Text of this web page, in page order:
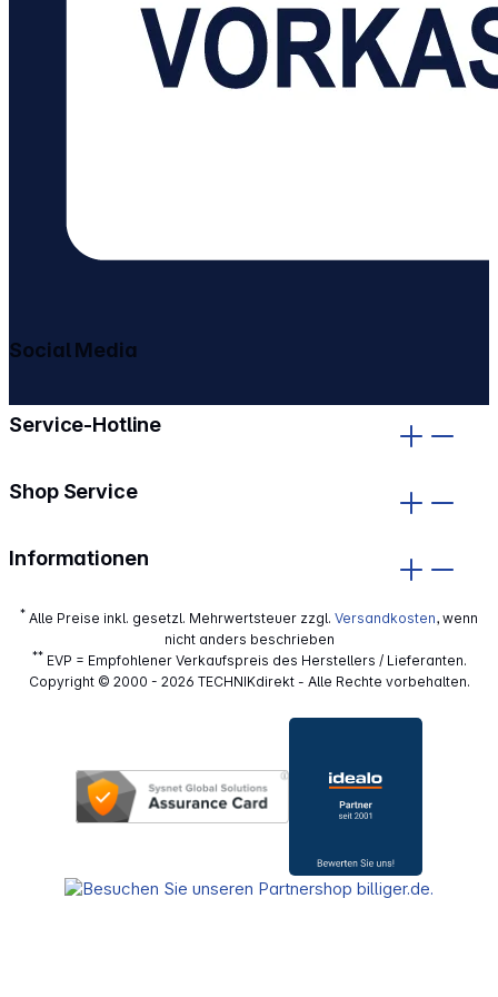
Service-Hotline
Shop Service
Informationen
Social Media
* Alle Preise inkl. gesetzl. Mehrwertsteuer zzgl. Versandkosten, wenn
nicht anders beschrieben
**EVP = Empfohlener Verkaufspreis des Herstellers / Lieferanten.
Copyright © 2000 - 2026 TECHNIKdirekt - Alle Rechte vorbehalten.